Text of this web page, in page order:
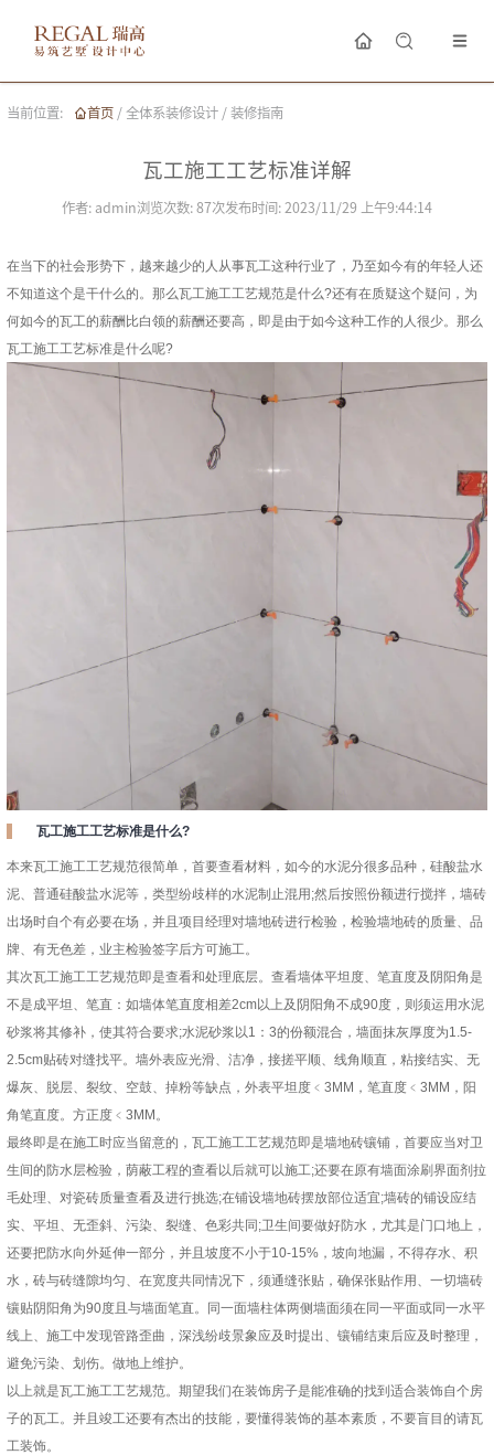
当前位置: 首页 / 全体系装修设计 / 装修指南
瓦工施工工艺标准详解
作者: admin浏览次数: 87次发布时间: 2023/11/29 上午9:44:14
在当下的社会形势下，越来越少的人从事瓦工这种行业了，乃至如今有的年轻人还
不知道这个是干什么的。那么瓦工施工工艺规范是什么?还有在质疑这个疑问，为
何如今的瓦工的薪酬比白领的薪酬还要高，即是由于如今这种工作的人很少。那么
瓦工施工工艺标准是什么呢?
瓦工施工工艺标准是什么?
本来瓦工施工工艺规范很简单，首要查看材料，如今的水泥分很多品种，硅酸盐水
泥、普通硅酸盐水泥等，类型纷歧样的水泥制止混用;然后按照份额进行搅拌，墙砖
出场时自个有必要在场，并且项目经理对墙地砖进行检验，检验墙地砖的质量、品
牌、有无色差，业主检验签字后方可施工。
其次瓦工施工工艺规范即是查看和处理底层。查看墙体平坦度、笔直度及阴阳角是
不是成平坦、笔直：如墙体笔直度相差2cm以上及阴阳角不成90度，则须运用水泥
砂浆将其修补，使其符合要求;水泥砂浆以1：3的份额混合，墙面抹灰厚度为1.5-
2.5cm贴砖对缝找平。墙外表应光滑、洁净，接搓平顺、线角顺直，粘接结实、无
爆灰、脱层、裂纹、空鼓、掉粉等缺点，外表平坦度﹤3MM，笔直度﹤3MM，阳
角笔直度。方正度﹤3MM。
最终即是在施工时应当留意的，瓦工施工工艺规范即是墙地砖镶铺，首要应当对卫
生间的防水层检验，荫蔽工程的查看以后就可以施工;还要在原有墙面涂刷界面剂拉
毛处理、对瓷砖质量查看及进行挑选;在铺设墙地砖摆放部位适宜;墙砖的铺设应结
实、平坦、无歪斜、污染、裂缝、色彩共同;卫生间要做好防水，尤其是门口地上，
还要把防水向外延伸一部分，并且坡度不小于10-15%，坡向地漏，不得存水、积
水，砖与砖缝隙均匀、在宽度共同情况下，须通缝张贴，确保张贴作用、一切墙砖
镶贴阴阳角为90度且与墙面笔直。同一面墙柱体两侧墙面须在同一平面或同一水平
线上、施工中发现管路歪曲，深浅纷歧景象应及时提出、镶铺结束后应及时整理，
避免污染、划伤。做地上维护。
以上就是瓦工施工工艺规范。期望我们在装饰房子是能准确的找到适合装饰自个房
子的瓦工。并且竣工还要有杰出的技能，要懂得装饰的基本素质，不要盲目的请瓦
工装饰。